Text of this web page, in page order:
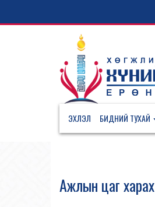
ЭХЛЭЛ БИДНИЙ ТУХАЙ
Ажлын цаг харах